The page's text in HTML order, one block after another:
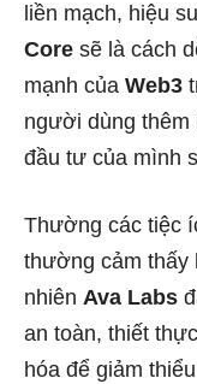
liền mạch, hiệu
Core sẽ là cách
mạnh của Web3
người dùng thêm
đầu tư của mình
Thường các tiệc
thường cảm thấy
nhiên Ava Labs
an toàn, thiết
hóa để giảm